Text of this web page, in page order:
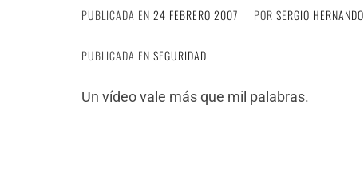
PUBLICADA EN 24 FEBRERO 2007 POR SERGIO HERNANDO
PUBLICADA EN SEGURIDAD
Un vídeo vale más que mil palabras.